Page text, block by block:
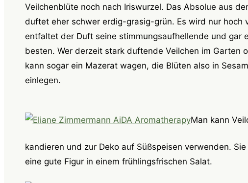
Veilchenblüte noch nach Iriswurzel. Das Absolue aus
duftet eher schwer erdig-grasig-grün. Es wird nur hoch
entfaltet der Duft seine stimmungsaufhellende und gar
besten. Wer derzeit stark duftende Veilchen im Garten
kann sogar ein Mazerat wagen, die Blüten also in
einlegen.
Man kann
kandieren und zur Deko auf Süßspeisen verwenden. Sie
eine gute Figur in einem frühlingsfrischen Salat.